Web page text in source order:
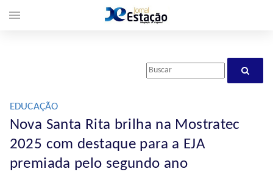
EDUCAÇÃO
Nova Santa Rita brilha na Mostratec
2025 com destaque para a EJA
premiada pelo segundo ano
menu